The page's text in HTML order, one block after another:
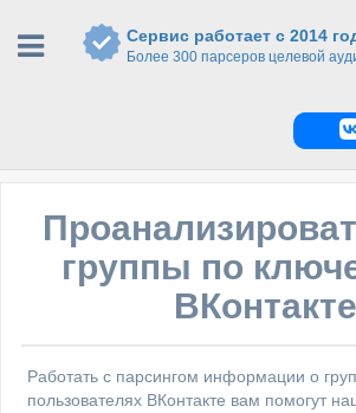
Сервис работает с 2014
Более 300 парсеров целевой
группы по
ВКонтакте
Работать с парсингом информации о
пользователях ВКонтакте вам помогут